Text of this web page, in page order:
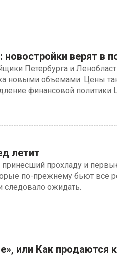
верят в
Петербурга и
новыми объемами. Цены
финансовой
летит
прохладу и
по-прежнему бьют все
следовало ожидать.
или Как продаются